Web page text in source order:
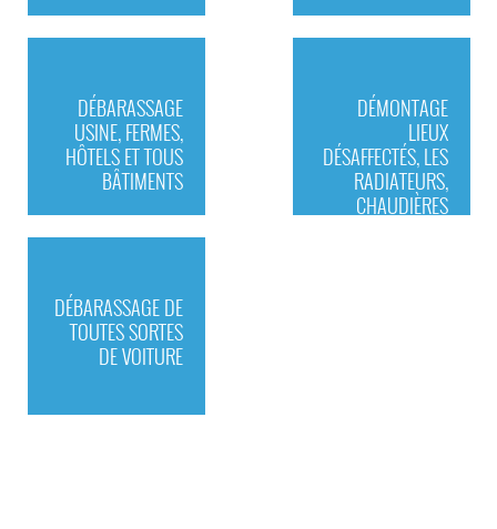
DÉBARASSAGE
USINE, FERMES,
HÔTELS ET TOUS
BÂTIMENTS
DÉMONTAGE
LIEUX
DÉSAFFECTÉS, LES
RADIATEURS,
CHAUDIÈRES
DÉBARASSAGE DE
TOUTES SORTES
DE VOITURE